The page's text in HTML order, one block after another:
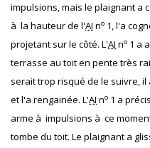
impulsions, mais le plaignant a
à la hauteur de l'AI no 1, l'a
projetant sur le côté. L'AI no 1 a
terrasse au toit en pente très
serait trop risqué de le suivre,
et l'a rengainée. L'AI no 1 a
arme à impulsions à ce
tombe du toit. Le plaignant a